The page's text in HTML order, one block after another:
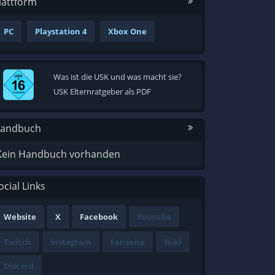
PC Playstation 4 Xbox One
Was ist die USK und was macht sie?
USK Elternratgeber als PDF
Handbuch vorhanden
Links
Website X Facebook Youtube
Twitch Instagram Fanseite Wiki
Discord